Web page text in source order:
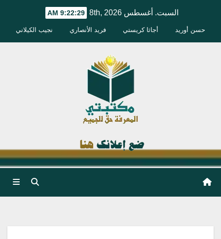
السبت. أغسطس 8th, 2026 9:22:30 AM
حسن أوريد أجاثا كريستي فريد الأنصاري نجيب الكيلاني